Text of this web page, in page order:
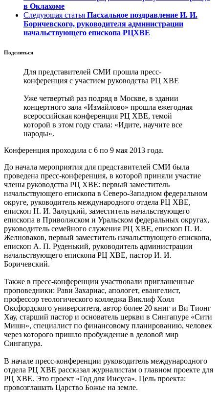
в Оклахоме
Следующая статья Пасхальное поздравление И. И.
Боричевского, руководителя администрации
начальствующего епископа РЦХВЕ
Поделиться
Для представителей СМИ прошла пресс-
конференция с участием руководства РЦ ХВЕ
Уже четвертый раз подряд в Москве, в здании
концертного зала «Измайлово» прошла ежегодная
всероссийская конференция РЦ ХВЕ, темой
которой в этом году стала: «Идите, научите все
народы».
Конференция проходила с 6 по 9 мая 2013 года.
До начала мероприятия для представителей СМИ была
проведена пресс-конференция, в которой приняли участие
члены руководства РЦ ХВЕ: первый заместитель
начальствующего епископа в Северо-Западном федеральном
округе, руководитель международного отдела РЦ ХВЕ,
епископ Н. И. Залуцкий, заместитель начальствующего
епископа в Приволжском и Уральском федеральных округах,
руководитель семейного служения РЦ ХВЕ, епископ П. И.
Желноваков, первый заместитель начальствующего епископа,
епископ А. П. Руденький, руководитель администрации
начальствующего епископа РЦ ХВЕ, пастор И. И.
Боричевский.
Также в пресс-конференции участвовали приглашенные
проповедники: Рави Захариас, апологет, евангелист,
профессор теологического колледжа Виклиф Холл
Оксфордского университета, автор более 20 книг и Ви Тионг
Хау, старший пастор и основатель церкви в Сингапуре «Сити
Мишн», специалист по финансовому планированию, человек
через которого пришло пробуждение в деловой мир
Сингапура.
В начале пресс-конференции руководитель международного
отдела РЦ ХВЕ рассказал журналистам о главном проекте для
РЦ ХВЕ. Это проект «Год для Иисуса». Цель проекта:
провозглашать Царство Божье на земле.